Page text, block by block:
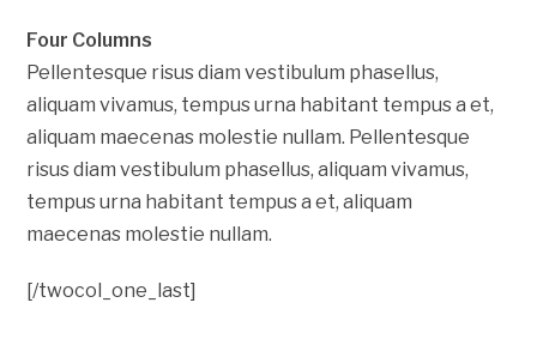
Four Columns
Pellentesque risus diam vestibulum phasellus,
aliquam vivamus, tempus urna habitant tempus a et,
aliquam maecenas molestie nullam. Pellentesque
risus diam vestibulum phasellus, aliquam vivamus,
tempus urna habitant tempus a et, aliquam
maecenas molestie nullam.
[/twocol_one_last]